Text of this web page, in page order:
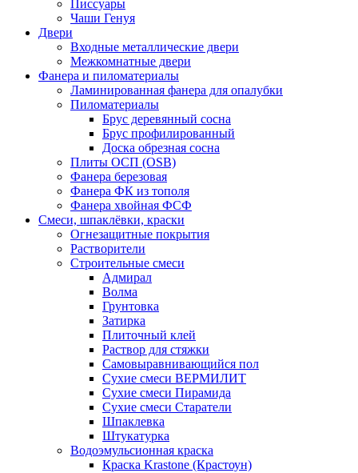
Писсуары
Чаши Генуя
Двери
Входные металлические двери
Межкомнатные двери
Фанера и пиломатериалы
Ламинированная фанера для опалубки
Пиломатериалы
Брус деревянный сосна
Брус профилированный
Доска обрезная сосна
Плиты ОСП (OSB)
Фанера березовая
Фанера ФК из тополя
Фанера хвойная ФСФ
Смеси, шпаклёвки, краски
Огнезащитные покрытия
Растворители
Строительные смеси
Адмирал
Волма
Грунтовка
Затирка
Плиточный клей
Раствор для стяжки
Самовыравнивающийся пол
Сухие смеси ВЕРМИЛИТ
Сухие смеси Пирамида
Сухие смеси Старатели
Шпаклевка
Штукатурка
Водоэмульсионная краска
Краска Krastone (Крастоун)